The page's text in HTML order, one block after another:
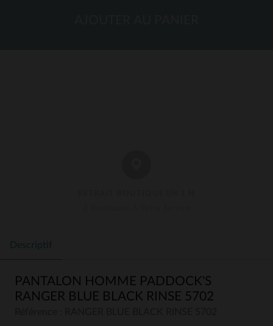
Descriptif
PANTALON HOMME PADDOCK'S
RANGER BLUE BLACK RINSE 5702